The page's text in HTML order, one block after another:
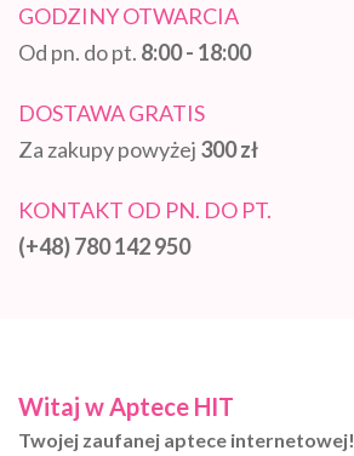
GODZINY OTWARCIA
Od pn. do pt. 8:00 - 18:00
DOSTAWA GRATIS
Za zakupy powyżej 300 zł
KONTAKT OD PN. DO PT.
(+48) 780 142 950
Witaj w Aptece HIT
Twojej zaufanej aptece internetowej!